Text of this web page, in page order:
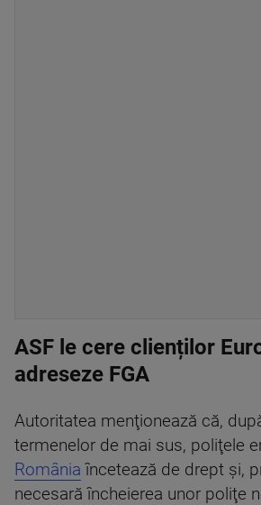
ASF le cere clienților
adreseze FGA
Autoritatea menţionează că,
termenelor de mai sus, poliţele
România încetează de drept şi,
necesară încheierea unor poliţe